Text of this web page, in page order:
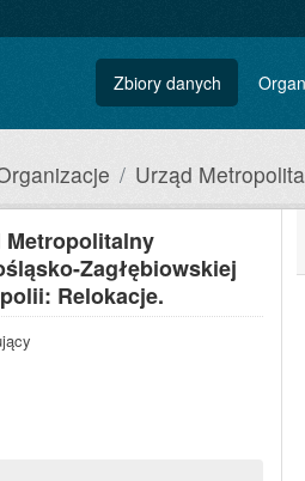
Zbiory danych
Urząd
Metropolitalny
Zagłębiowskiej
Relokacje.